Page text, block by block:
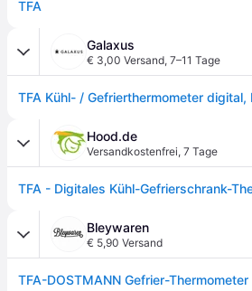
TFA
Galaxus
€ 3,00 Versand, 7–11 Tage
Hood.de
Versandkostenfrei, 7 Tage
Bleywaren
€ 5,90 Versand
TFA-DOSTMANN Gefrier-Thermometer